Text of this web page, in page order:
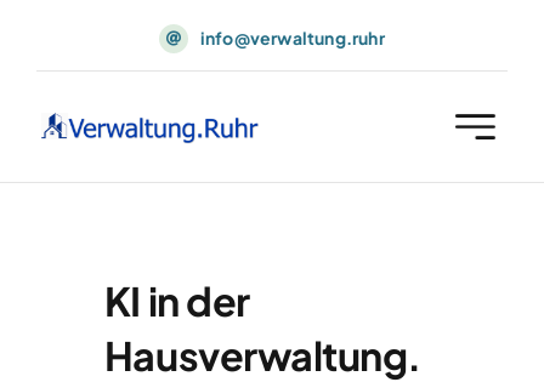
content
info@verwaltung.ruhr
KI in der
Hausverwaltung.